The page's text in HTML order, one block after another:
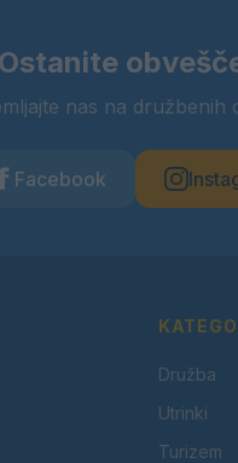
Ostanite
nas na družbenih
Facebook
Družba
Utrinki
Turizem